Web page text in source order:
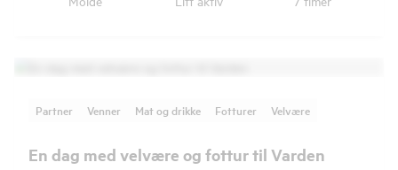
Partner Venner Mat og drikke Fotturer Velvære
En dag med velvære og fottur til Varden